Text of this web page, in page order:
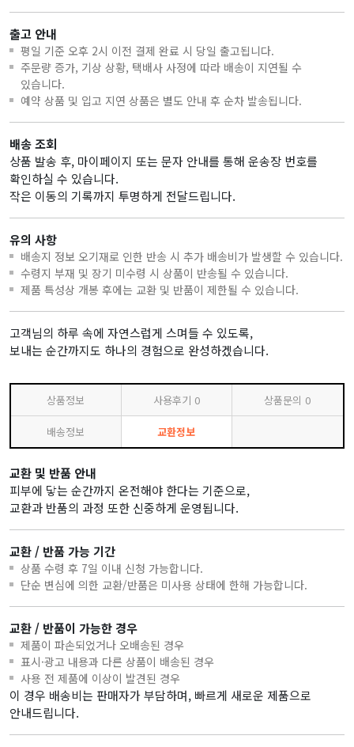
출고 안내
평일 기준 오후 2시 이전 결제 완료 시 당일 출고됩니다.
주문량 증가, 기상 상황, 택배사 사정에 따라 배송이 지연될 수
있습니다.
예약 상품 및 입고 지연 상품은 별도 안내 후 순차 발송됩니다.
배송 조회
상품 발송 후, 마이페이지 또는 문자 안내를 통해 운송장 번호를
확인하실 수 있습니다.
작은 이동의 기록까지 투명하게 전달드립니다.
유의 사항
배송지 정보 오기재로 인한 반송 시 추가 배송비가 발생할 수 있습니다.
수령지 부재 및 장기 미수령 시 상품이 반송될 수 있습니다.
제품 특성상 개봉 후에는 교환 및 반품이 제한될 수 있습니다.
고객님의 하루 속에 자연스럽게 스며들 수 있도록,
보내는 순간까지도 하나의 경험으로 완성하겠습니다.
상품정보 사용후기 0 상품문의 0
배송정보 교환정보
교환 및 반품 안내
피부에 닿는 순간까지 온전해야 한다는 기준으로,
교환과 반품의 과정 또한 신중하게 운영됩니다.
교환 / 반품 가능 기간
상품 수령 후 7일 이내 신청 가능합니다.
단순 변심에 의한 교환/반품은 미사용 상태에 한해 가능합니다.
교환 / 반품이 가능한 경우
제품이 파손되었거나 오배송된 경우
표시·광고 내용과 다른 상품이 배송된 경우
사용 전 제품에 이상이 발견된 경우
이 경우 배송비는 판매자가 부담하며, 빠르게 새로운 제품으로
안내드립니다.